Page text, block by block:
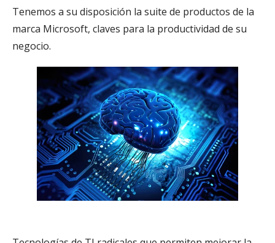
Tenemos a su disposición la suite de productos de la
marca Microsoft, claves para la productividad de su
negocio.